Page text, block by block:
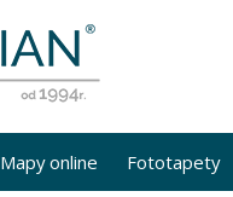
Mapy online Fototapety